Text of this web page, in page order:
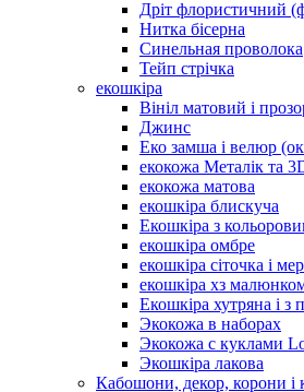
Дріт флористичний
Нитка бісерна
Синельная проволока
Тейп стрічка
екошкіра
Вініл матовий і
Джинс
Еко замша і велюр
екокожа Металік та
екокожа матова
екошкіра блискуча
Екошкіра з
екошкіра омбре
екошкіра сіточка і
екошкіра хз
Екошкіра хутряна і
Экокожа в наборах
Экокожа с куклами
Экошкiра лакова
Кабошони, декор, корони і